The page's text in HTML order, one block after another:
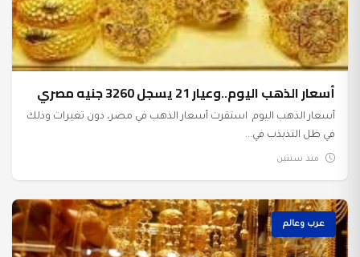
أسعار الذهب اليوم..وعيار 21 يسجل 3260 جنيه مصري
أسعار الذهب اليوم استقرت أسعار الذهب في مصر، دون تغيرات وذلك
في ظل التذبذب في...
منذ سنتين
عرب وعالم